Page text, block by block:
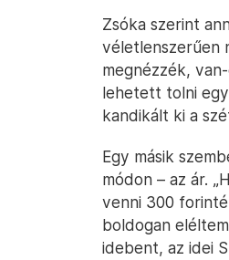
Zsóka szerint
véletlenszerűen
megnézzék,
lehetett tolni
kandikált ki a
Egy másik
módon – az ár.
venni 300
boldogan
idebent, az idei